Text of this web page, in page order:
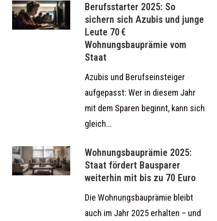
Berufsstarter 2025: So
sichern sich Azubis und junge
Leute 70 €
Wohnungsbauprämie vom
Staat
Azubis und Berufseinsteiger
aufgepasst: Wer in diesem Jahr
mit dem Sparen beginnt, kann sich
gleich...
Wohnungsbauprämie 2025:
Staat fördert Bausparer
weiterhin mit bis zu 70 Euro
Die Wohnungsbauprämie bleibt
auch im Jahr 2025 erhalten – und